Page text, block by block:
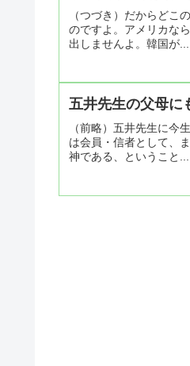
（つづき）だからどこ
のですよ。アメリカな
出しませんよ。韓国が...
五井先生の父母に
（前略）五井先生に今
は会員・信者として、
神である、ということ...